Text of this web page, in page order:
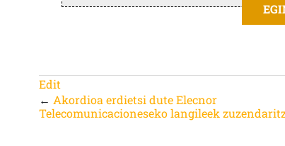
Edit
← Akordioa erdietsi dute Elecnor
Telecomunicacioneseko langileek